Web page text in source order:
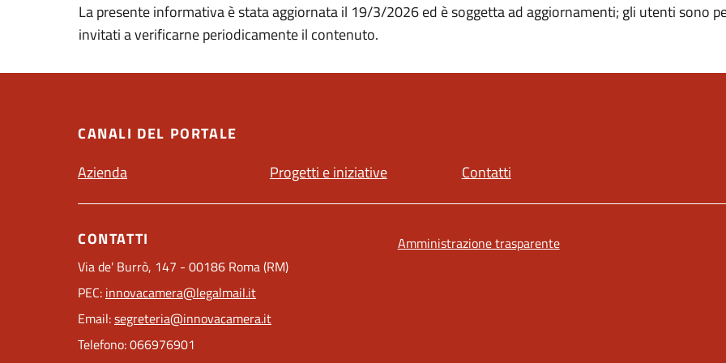
La presente informativa è stata aggiornata il 19/3/2026 ed è soggetta ad aggiornamenti; gli utenti sono
invitati a verificarne periodicamente il contenuto.
CANALI DEL PORTALE
Azienda
Progetti e iniziative Contatti
CONTATTI
Via de' Burrò, 147 - 00186 Roma (RM)
PEC: innovacamera@legalmail.it
Email:segreteria@innovacamera.it
Telefono: 066976901
Amministrazione trasparente